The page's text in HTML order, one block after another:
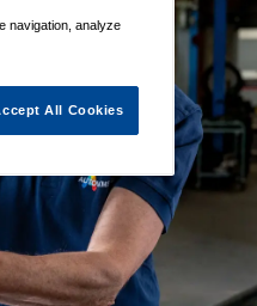
navigation, analyze
All Cookies